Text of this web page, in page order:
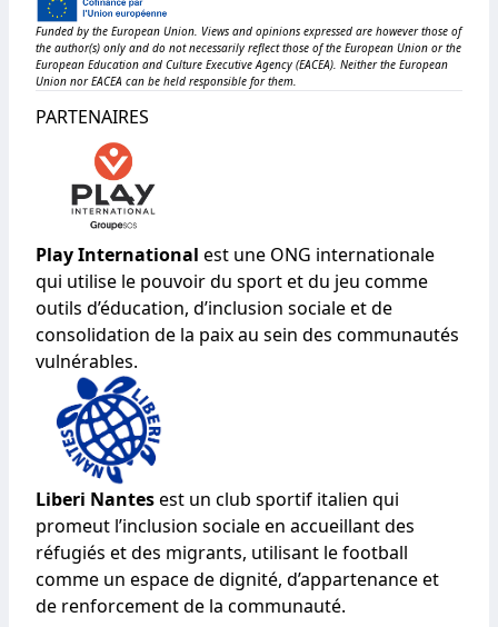
Funded by the European Union. Views and opinions expressed are however those of
the author(s) only and do not necessarily reflect those of the European Union or the
European Education and Culture Executive Agency (EACEA). Neither the European
Union nor EACEA can be held responsible for them.
PARTENAIRES
Play International est une ONG internationale
qui utilise le pouvoir du sport et du jeu comme
outils d’éducation, d’inclusion sociale et de
consolidation de la paix au sein des communautés
vulnérables.
Liberi Nantesest un club sportif italien qui
promeut l’inclusion sociale en accueillant des
réfugiés et des migrants, utilisant le football
comme un espace de dignité, d’appartenance et
de renforcement de la communauté.